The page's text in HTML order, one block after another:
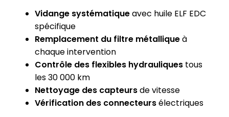
Vidange systématiqueavec huile ELF EDC
spécifique
Remplacement du filtre métalliqueà
chaque intervention
Contrôle des flexibles hydrauliquestous
les 30 000 km
Nettoyage des capteursde vitesse
Vérification des connecteursélectriques